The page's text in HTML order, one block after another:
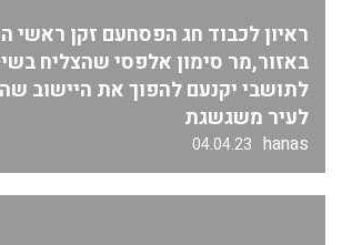
ראיון לכבוד חג הפסחעם זקן ראשי
באזור,מר סימון אלפסי שהצליח
לתושבי יקנעם להפוך את היישוב
לעיר משגשגת
hanas
04.04.23